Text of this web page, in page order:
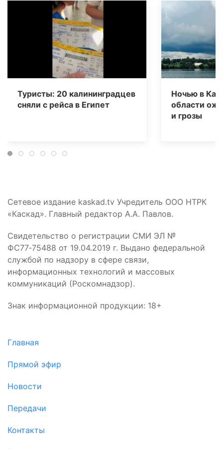
Туристы: 20 калининградцев
сняли с рейса в Египет
Ночью в
области
и грозы
Сетевое издание kaskad.tv Учредитель ООО НТРК
«Каскад». Главный редактор А.А. Павлов.
Свидетельство о регистрации СМИ ЭЛ №
ФС77‑75488 от 19.04.2019 г. Выдано федеральной
службой по надзору в сфере связи,
информационных технологий и массовых
коммуникаций (Роскомнадзор).
Знак информационной продукции: 18+
Главная
Прямой эфир
Новости
Передачи
Контакты